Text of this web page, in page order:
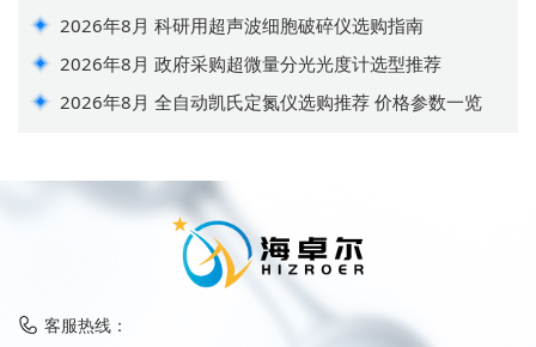
2026年8月 科研用超声波细胞破碎仪选购指南
2026年8月 政府采购超微量分光光度计选型推荐
2026年8月 全自动凯氏定氮仪选购推荐 价格参数一览
客服热线：